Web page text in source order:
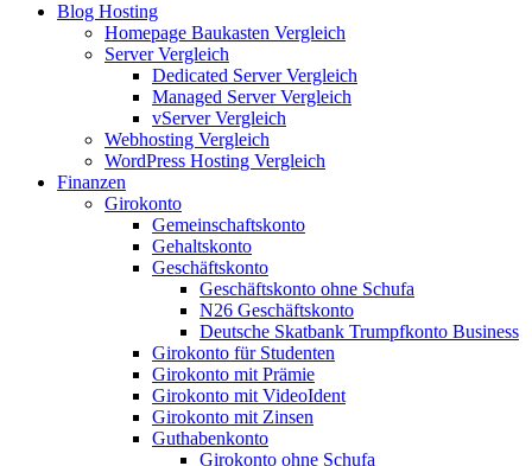
Blog Hosting
Homepage Baukasten Vergleich
Server Vergleich
Dedicated Server Vergleich
Managed Server Vergleich
vServer Vergleich
Webhosting Vergleich
WordPress Hosting Vergleich
Finanzen
Girokonto
Gemeinschaftskonto
Gehaltskonto
Geschäftskonto
Geschäftskonto ohne Schufa
N26 Geschäftskonto
Deutsche Skatbank Trumpfkonto Business
Girokonto für Studenten
Girokonto mit Prämie
Girokonto mit VideoIdent
Girokonto mit Zinsen
Guthabenkonto
Girokonto ohne Schufa